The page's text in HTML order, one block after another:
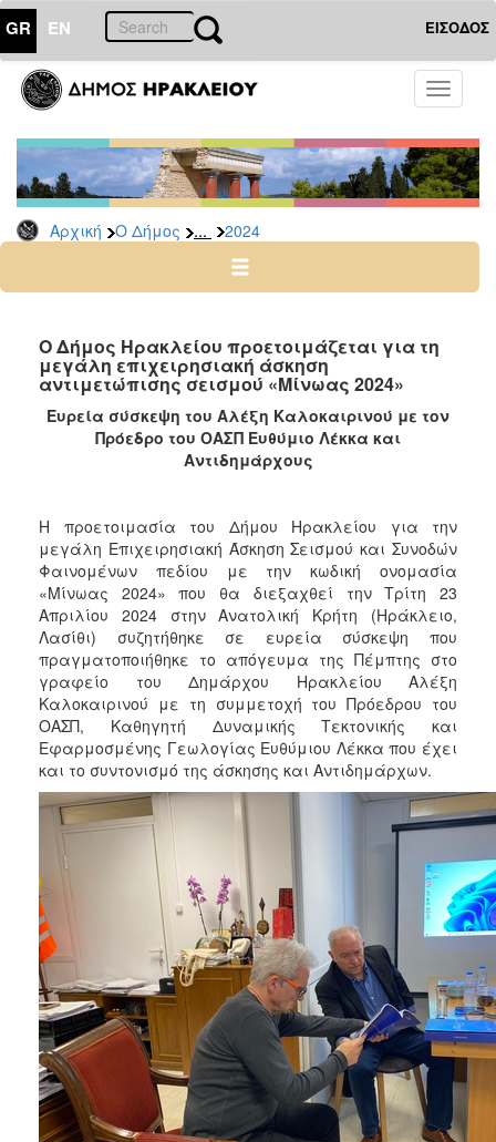
GR EN ΕΙΣΟΔΟΣ
Toggle
Αρχική Ο Δήμος ... 2024
ΔΗΜΟΣ
Δελτία
Τύπου
Αρχείο
2026
2024
2022
2021
2020
2017
2016
2015
2013
2012
2011
2010
2006
ΤΟΠΟΣ
ΠΟΛΙΤΙΣΜΟΣ
ΑΝΘΕΚΤΙΚΗ
ΠΟΛΗ
Ο Δήμος Ηρακλείου προετοιμάζεται για τη
μεγάλη επιχειρησιακή άσκηση
αντιμετώπισης σεισμού «Μίνωας 2024»
Ευρεία σύσκεψη του Αλέξη Καλοκαιρινού με τον
Πρόεδρο του ΟΑΣΠ Ευθύμιο Λέκκα και
Αντιδημάρχους
Η προετοιμασία του Δήμου Ηρακλείου για την
μεγάλη Επιχειρησιακή Άσκηση Σεισμού και Συνοδών
Φαινομένων πεδίου με την κωδική ονομασία
«Μίνωας 2024» που θα διεξαχθεί την Τρίτη 23
Απριλίου 2024 στην Ανατολική Κρήτη (Ηράκλειο,
Λασίθι) συζητήθηκε σε ευρεία σύσκεψη που
πραγματοποιήθηκε το απόγευμα της Πέμπτης στο
γραφείο του Δημάρχου Ηρακλείου Αλέξη
Καλοκαιρινού με τη συμμετοχή του Πρόεδρου του
ΟΑΣΠ, Καθηγητή Δυναμικής Τεκτονικής και
Εφαρμοσμένης Γεωλογίας Ευθύμιου Λέκκα που έχει
και το συντονισμό της άσκησης και Αντιδημάρχων.